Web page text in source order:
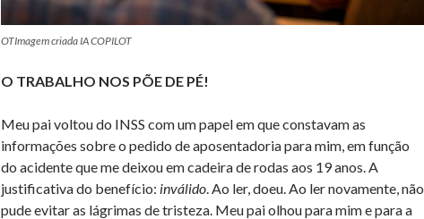
OTImagem criada IA COPILOT
O TRABALHO NOS PÕE DE PÉ!
Meu pai voltou do INSS com um papel em que constavam as
informações sobre o pedido de aposentadoria para mim, em função
do acidente que me deixou em cadeira de rodas aos 19 anos. A
justificativa do benefício: inválido . Ao ler, doeu. Ao ler novamente, não
pude evitar as lágrimas de tristeza. Meu pai olhou para mim e para a